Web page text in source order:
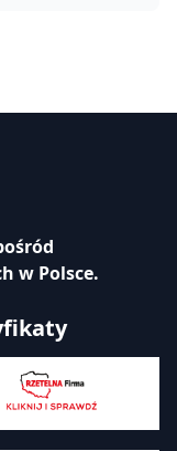
w Polsce.